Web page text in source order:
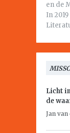
en de
In
Licht
de
Jan